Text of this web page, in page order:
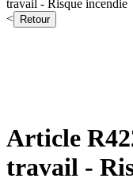
travail - Risque incendie
<
Retour
Article
travail -